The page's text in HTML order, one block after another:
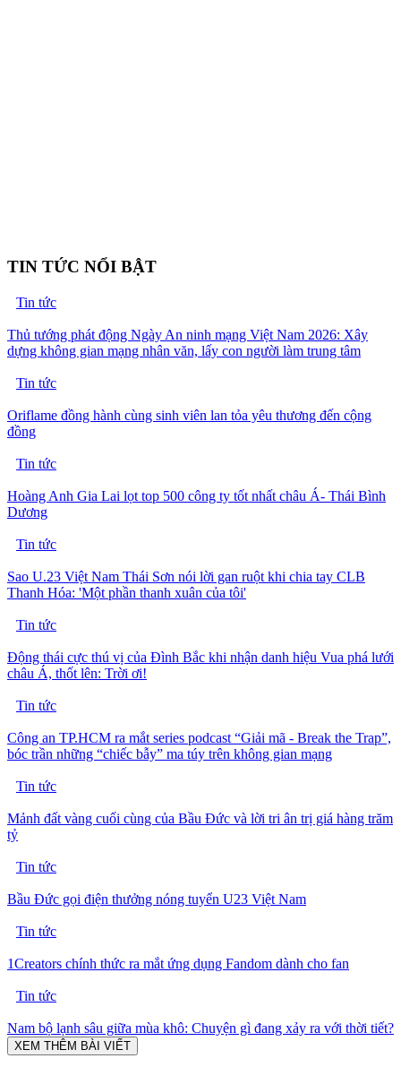
TIN TỨC NỔI BẬT
Tin tức
Thủ tướng phát động Ngày An ninh mạng Việt Nam 2026: Xây
dựng không gian mạng nhân văn, lấy con người làm trung tâm
Tin tức
Oriflame đồng hành cùng sinh viên lan tỏa yêu thương đến cộng
đồng
Tin tức
Hoàng Anh Gia Lai lọt top 500 công ty tốt nhất châu Á- Thái Bình
Dương
Tin tức
Sao U.23 Việt Nam Thái Sơn nói lời gan ruột khi chia tay CLB
Thanh Hóa: 'Một phần thanh xuân của tôi'
Tin tức
Động thái cực thú vị của Đình Bắc khi nhận danh hiệu Vua phá lưới
châu Á, thốt lên: Trời ơi!
Tin tức
Công an TP.HCM ra mắt series podcast “Giải mã - Break the Trap”,
bóc trần những “chiếc bẫy” ma túy trên không gian mạng
Tin tức
Mảnh đất vàng cuối cùng của Bầu Đức và lời tri ân trị giá hàng trăm
tỷ
Tin tức
Bầu Đức gọi điện thưởng nóng tuyển U23 Việt Nam
Tin tức
1Creators chính thức ra mắt ứng dụng Fandom dành cho fan
Tin tức
Nam bộ lạnh sâu giữa mùa khô: Chuyện gì đang xảy ra với thời tiết?
XEM THÊM BÀI VIẾT